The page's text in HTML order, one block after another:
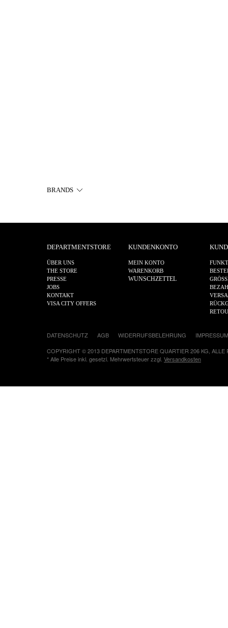
BRANDS
DEPARTMENTSTORE
ÜBER UNS
THE STORE
PRESSE
JOBS
KONTAKT
VISA CITY OFFERS
KUNDENKONTO
MEIN KONTO
WARENKORB
WUNSCHZETTEL
DATENSCHUTZ AGB WIDERRUFSBELEHRUNG
IMPRESSUM
COPYRIGHT © 2013 DEPARTMENTSTORE QUARTIER 206 KG, ALLE
* Alle Preise inkl. gesetzl. Mehrwertsteuer zzgl. Versandkosten